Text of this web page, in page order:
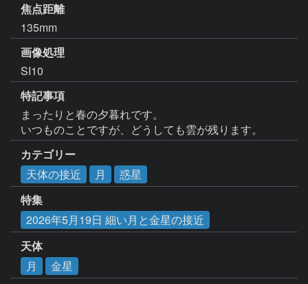
焦点距離
135mm
画像処理
特記事項
まったりと春の夕暮れです。
いつものことですが、どうしても雲が残ります。
カテゴリー
天体の接近
月
惑星
特集
2026年5月19日 細い月と金星の接近
天体
月
金星